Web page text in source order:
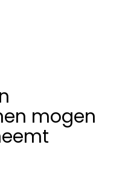
mogen